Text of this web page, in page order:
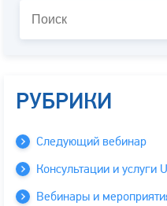
РУБРИКИ
Следующий вебинар
Консультации и услуги
Вебинары и